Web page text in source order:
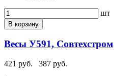
шт
В корзину
Весы У591, Совтехстром
421 руб.
387 руб.